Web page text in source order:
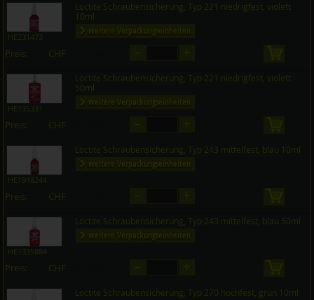
HE231473
Loctite Schraubensicherung, Typ 221 niedrigfest, violett
10ml
weitere Verpackungseinheiten
Preis: CHF
HE135331
Loctite Schraubensicherung, Typ 221 niedrigfest, violett
50ml
weitere Verpackungseinheiten
Preis: CHF
HE1918244
Loctite Schraubensicherung, Typ 243 mittelfest, blau 10ml
weitere Verpackungseinheiten
Preis: CHF
HE1335884
Loctite Schraubensicherung, Typ 243 mittelfest, blau 50ml
weitere Verpackungseinheiten
Preis: CHF
Loctite Schraubensicherung, Typ 270 hochfest, grün 10ml